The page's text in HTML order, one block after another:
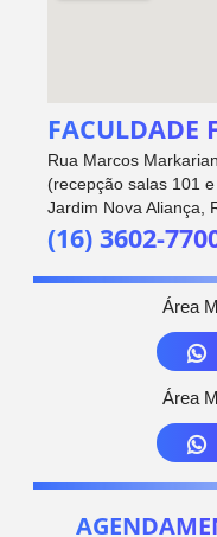
FACULDADE
Rua Marcos
(recepção salas 101
Jardim Nova Aliança,
(16) 3602-
Área
Área